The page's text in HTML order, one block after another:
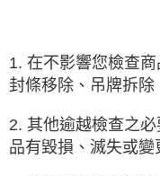
1. 在不影響您檢查
封條移除、吊牌拆除
2. 其他逾越檢查之
品有毀損、滅失或變